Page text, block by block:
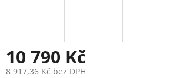
10 790 Kč
8 917,36 Kč bez DPH